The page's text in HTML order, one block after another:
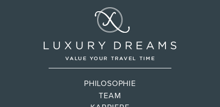
PHILOSOPHIE
TEAM